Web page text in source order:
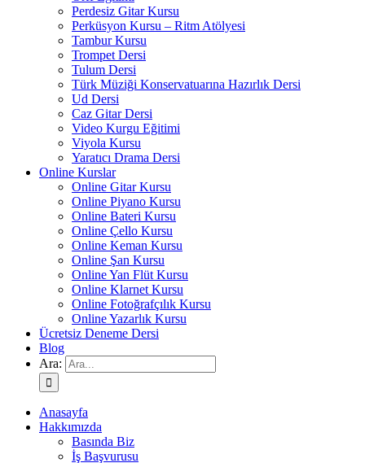
Perdesiz Gitar Kursu
Perküsyon Kursu – Ritm Atölyesi
Tambur Kursu
Trompet Dersi
Tulum Dersi
Türk Müziği Konservatuarına Hazırlık Dersi
Ud Dersi
Caz Gitar Dersi
Video Kurgu Eğitimi
Viyola Kursu
Yaratıcı Drama Dersi
Online Kurslar
Online Gitar Kursu
Online Piyano Kursu
Online Bateri Kursu
Online Çello Kursu
Online Keman Kursu
Online Şan Kursu
Online Yan Flüt Kursu
Online Klarnet Kursu
Online Fotoğrafçılık Kursu
Online Yazarlık Kursu
Ücretsiz Deneme Dersi
Blog
Ara:
Anasayfa
Hakkımızda
Basında Biz
İş Başvurusu